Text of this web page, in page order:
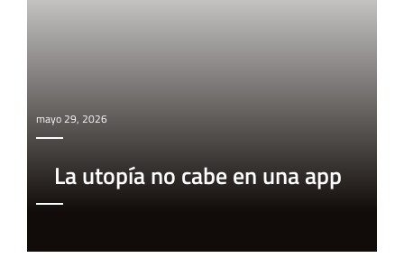
mayo 29, 2026
La utopía no cabe en una app